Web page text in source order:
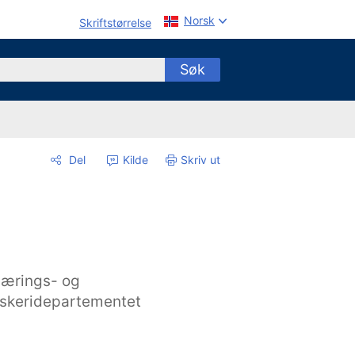
Skriftstørrelse Norsk
Søk
Del Kilde Skriv ut
og